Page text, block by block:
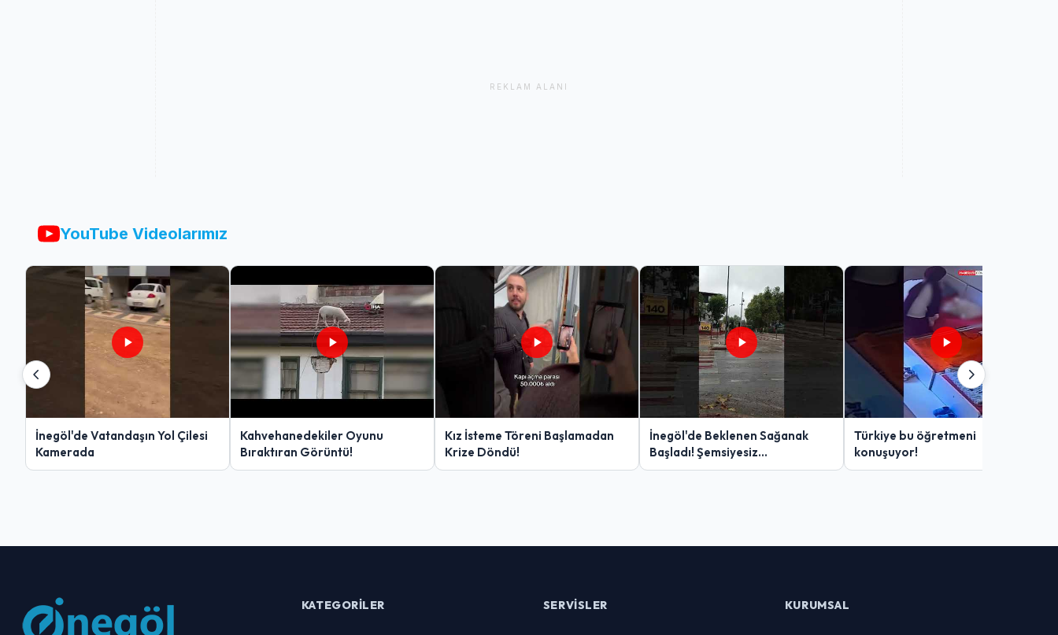
REKLAM ALANI
YouTube Videolarımız
İnegöl'de Vatandaşın Yol Çilesi
Kamerada
Kahvehanedekiler Oyunu
Bıraktıran Görüntü!
Kız İsteme Töreni Başlamadan
Krize Döndü!
İnegöl'de Beklenen Sağanak
Başladı! Şemsiyesiz
Yakalananlar Zor Anlar Yaşadı
Türkiye bu öğretmeni
konuşuyor!
KATEGORILER SERVISLER KURUMSAL